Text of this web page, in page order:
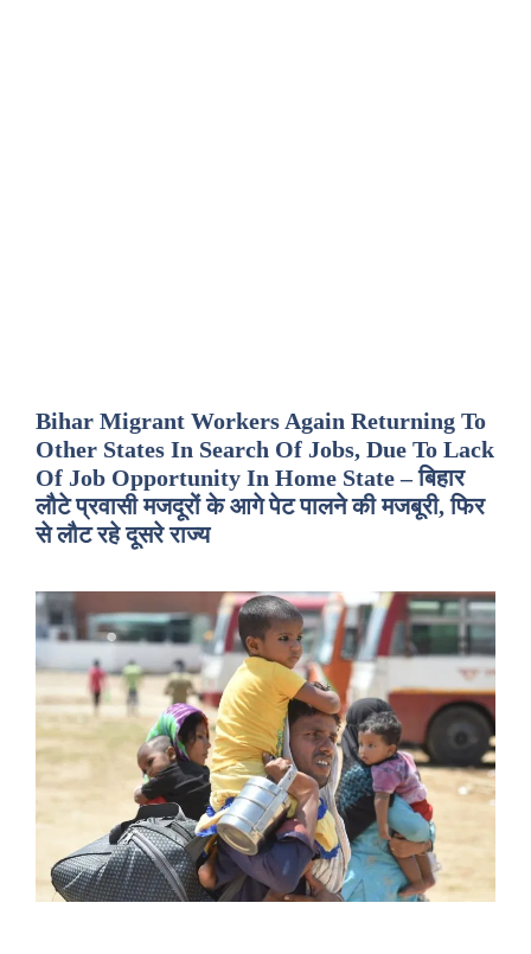
Bihar Migrant Workers Again Returning To
Other States In Search Of Jobs, Due To Lack
Of Job Opportunity In Home State – बिहार
लौटे प्रवासी मजदूरों के आगे पेट पालने की मजबूरी, फिर
से लौट रहे दूसरे राज्य